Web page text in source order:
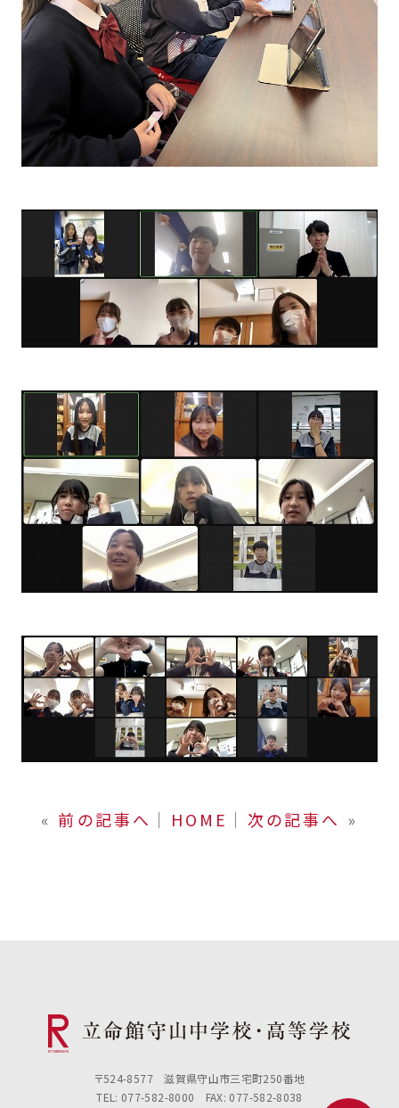
« 前の記事へ │ HOME │ 次の記事へ »
〒524-8577 滋賀県守山市三宅町250番地
TEL: 077-582-8000 FAX: 077-582-8038